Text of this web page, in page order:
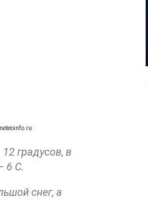
градусов, в
6 С.
снег, а